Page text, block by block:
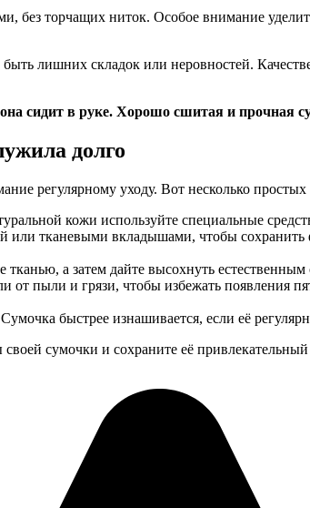
торчащих ниток. Особое внимание
лишних складок или неровностей.
сидит в руке. Хорошо сшитая и прочная
долго
регулярному уходу. Вот несколько
кожи используйте специальные
или тканевыми вкладышами, чтобы
а затем дайте высохнуть
от пыли и грязи, чтобы избежать появления
быстрее изнашивается, если её
сумочки и сохраните её